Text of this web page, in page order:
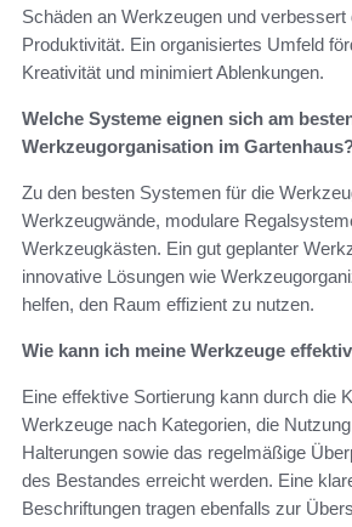
Schäden an Werkzeugen und verbessert
Produktivität. Ein organisiertes Umfeld
Kreativität und minimiert Ablenkungen.
Welche Systeme eignen sich am
Werkzeugorganisation im
Zu den besten Systemen für die
Werkzeugwände, modulare
Werkzeugkästen. Ein gut geplanter
innovative Lösungen wie
helfen, den Raum effizient zu nutzen.
Wie kann ich meine Werkzeuge
Eine effektive Sortierung kann durch die
Werkzeuge nach Kategorien, die
Halterungen sowie das regelmäßige
des Bestandes erreicht werden. Eine
Beschriftungen tragen ebenfalls zur